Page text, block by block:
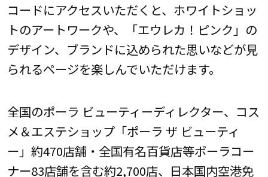
コードにアクセスいただくと、ホワイトショッ
トのアートワークや、「エウレカ！ピンク」の
デザイン、ブランドに込められた思いなどが見
られるページを楽しんでいただけます。
全国のポーラ ビューティーディレクター、コス
メ＆エステショップ「ポーラ ザ ビューティ
ー」約470店舗・全国有名百貨店等ポーラコー
ナー83店舗を含む約2,700店、日本国内空港免